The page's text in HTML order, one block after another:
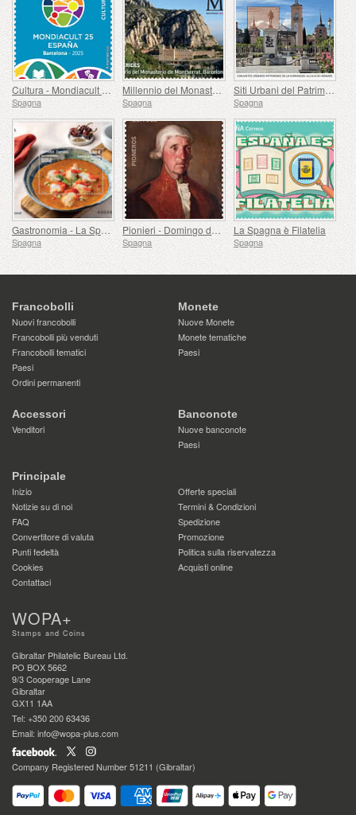
Cultura - Mondiacult 25 Spagna, Barcellona
Spagna
Millennio del Monastero di Montserrat, Barcellona
Spagna
Siti Urbani del Patrimonio Mondiale - Alcalá de Henares
Spagna
Gastronomia - La Spagna in 19 Piatti, Melilla, Coda di Rospo alla Rusadir
Spagna
Pionieri - Domingo de Bonechea
Spagna
La Spagna è Filatelia
Spagna
Francobolli
Nuovi francobolli
Francobolli più venduti
Francobolli tematici
Paesi
Ordini permanenti
Monete
Nuove Monete
Monete tematiche
Paesi
Accessori
Venditori
Banconote
Nuove banconote
Paesi
Principale
Inizio
Offerte speciali
Notizie su di noi
Termini & Condizioni
FAQ
Spedizione
Convertitore di valuta
Promozione
Punti fedeltà
Politica sulla riservatezza
Cookies
Acquisti online
Contattaci
WOPA+
Stamps and Coins
Gibraltar Philatelic Bureau Ltd.
PO BOX 5662
9/3 Cooperage Lane
Gibraltar
GX11 1AA
Tel: +350 200 63436
Email: info@wopa-plus.com
Company Registered Number 51211 (Gibraltar)